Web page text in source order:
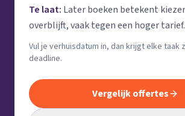
Te laat: Later boeken betekent
overblijft, vaak tegen een hoger tarief.
Vul je verhuisdatum in, dan krijgt elke taak
deadline.
Vergelijk offertes